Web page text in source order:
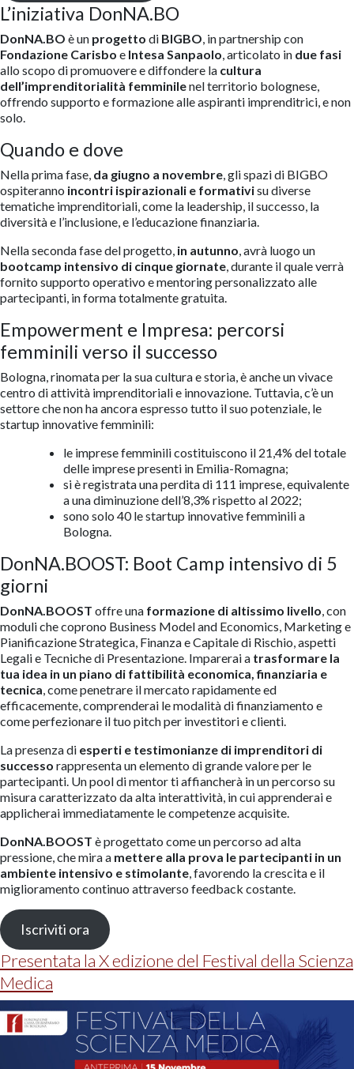
L’iniziativa DonNA.BO
DonNA.BO è un progetto di BIGBO, in partnership con
Fondazione Carisbo e Intesa Sanpaolo, articolato in due fasi
allo scopo di promuovere e diffondere la cultura
dell’imprenditorialità femminilenel territorio bolognese,
offrendo supporto e formazione alle aspiranti imprenditrici, e non
solo.
Quando e dove
Nella prima fase, da giugno a novembre, gli spazi di BIGBO
ospiteranno incontri ispirazionali e formativisu diverse
tematiche imprenditoriali, come la leadership, il successo, la
diversità e l’inclusione, e l’educazione finanziaria.
Nella seconda fase del progetto, in autunno, avrà luogo un
bootcamp intensivo di cinque giornate, durante il quale verrà
fornito supporto operativo e mentoring personalizzato alle
partecipanti, in forma totalmente gratuita.
Empowerment e Impresa: percorsi
femminili verso il successo
Bologna, rinomata per la sua cultura e storia, è anche un vivace
centro di attività imprenditoriali e innovazione. Tuttavia, c’è un
settore che non ha ancora espresso tutto il suo potenziale, le
startup innovative femminili:
le imprese femminili costituiscono il 21,4% del totale
delle imprese presenti in Emilia-Romagna;
si è registrata una perdita di 111 imprese, equivalente
a una diminuzione dell’8,3% rispetto al 2022;
sono solo 40 le startup innovative femminili a
Bologna.
DonNA.BOOST: Boot Camp intensivo di 5
giorni
DonNA.BOOST offre una formazione di altissimo livello, con
moduli che coprono Business Model and Economics, Marketing e
Pianificazione Strategica, Finanza e Capitale di Rischio, aspetti
Legali e Tecniche di Presentazione. Imparerai a trasformare la
tua idea in un piano di fattibilità economica, finanziaria e
tecnica, come penetrare il mercato rapidamente ed
efficacemente, comprenderai le modalità di finanziamento e
come perfezionare il tuo pitch per investitori e clienti.
La presenza di esperti e testimonianze di imprenditori di
successo rappresenta un elemento di grande valore per le
partecipanti. Un pool di mentor ti affiancherà in un percorso su
misura caratterizzato da alta interattività, in cui apprenderai e
applicherai immediatamente le competenze acquisite.
DonNA.BOOST è progettato come un percorso ad alta
pressione, che mira a mettere alla prova le partecipanti in un
ambiente intensivo e stimolante, favorendo la crescita e il
miglioramento continuo attraverso feedback costante.
Iscriviti ora
Presentata la X edizione del Festival della Scienza
Medica